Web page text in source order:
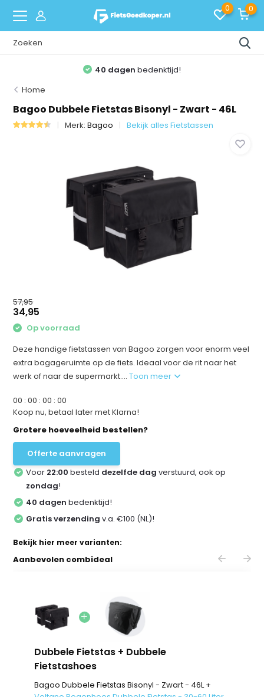
0 0
40 dagen bedenktijd!
Home
Bagoo Dubbele Fietstas Bisonyl - Zwart - 46L
Merk:Bagoo Bekijk alles Fietstassen
57,95
34,95
Op voorraad
Deze handige fietstassen van Bagoo zorgen voor enorm veel
extra bagageruimte op de fiets. Ideaal voor de rit naar het
werk of naar de supermarkt....Toon meer
00 :00 :00 :00
Koop nu, betaal later met Klarna!
Grotere hoeveelheid bestellen?
Offerte aanvragen
Voor 22:00 besteld dezelfde dag verstuurd, ook op
zondag!
40 dagen bedenktijd!
Gratis verzending v.a. €100 (NL)!
Bekijk hier meer varianten:
Aanbevolen combideal
Dubbele Fietstas + Dubbele
Fietstashoes
Bagoo Dubbele Fietstas Bisonyl - Zwart - 46L +